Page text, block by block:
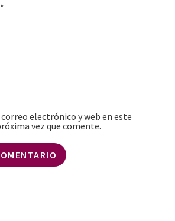
*
electrónico y web en este
vez que comente.